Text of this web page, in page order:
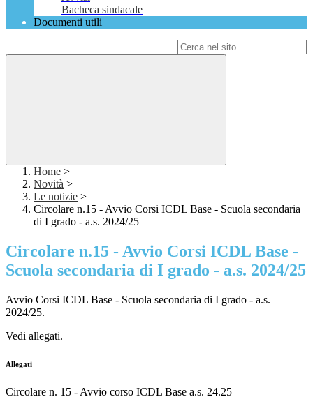
Bacheca sindacale
Documenti utili
Home >
Novità >
Le notizie >
Circolare n.15 - Avvio Corsi ICDL Base - Scuola secondaria
di I grado - a.s. 2024/25
Circolare n.15 - Avvio Corsi ICDL Base -
Scuola secondaria di I grado - a.s. 2024/25
Avvio Corsi ICDL Base - Scuola secondaria di I grado - a.s.
2024/25.
Vedi allegati.
Allegati
Circolare n. 15 - Avvio corso ICDL Base a.s. 24.25